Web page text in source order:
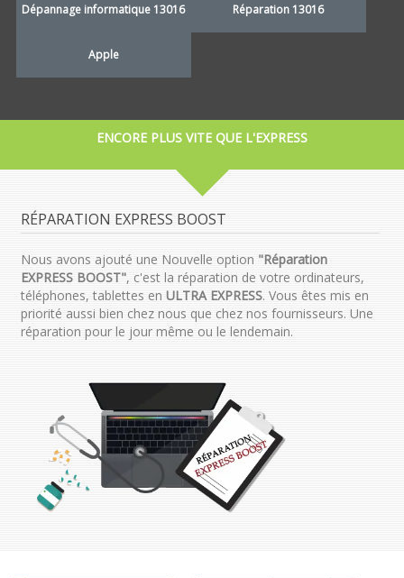
Dépannage informatique 13016
Apple
Réparation 13016
ENCORE PLUS VITE QUE L'EXPRESS
RÉPARATION EXPRESS BOOST
Nous avons ajouté une Nouvelle option "Réparation
EXPRESS BOOST", c'est la réparation de votre ordinateurs,
téléphones, tablettes en ULTRA EXPRESS. Vous êtes mis en
priorité aussi bien chez nous que chez nos fournisseurs. Une
réparation pour le jour même ou le lendemain.